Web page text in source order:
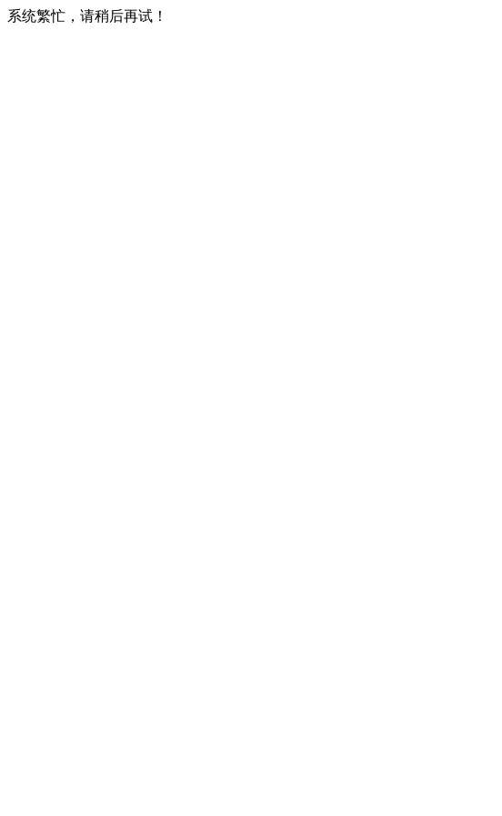
系统繁忙，请稍后再试！